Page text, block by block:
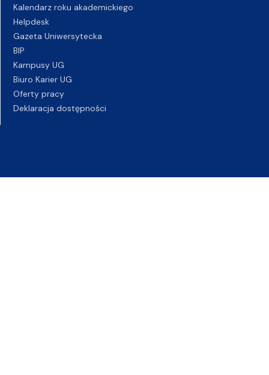
Kalendarz roku akademickiego
Helpdesk
Gazeta Uniwersytecka
BIP
Kampusy UG
Biuro Karier UG
Oferty pracy
Deklaracja dostępności